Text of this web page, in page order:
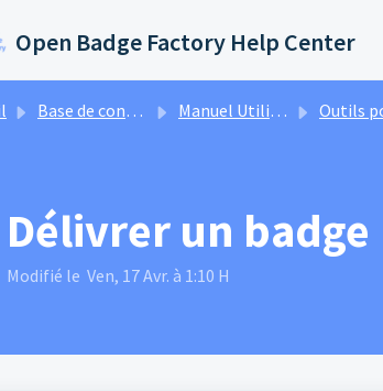
Open Badge Factory Help Center
Base de connaissances Manuel Utilisateur Outils pour
Délivrer un badge
Modifié le Ven, 17 Avr. à 1:10 H